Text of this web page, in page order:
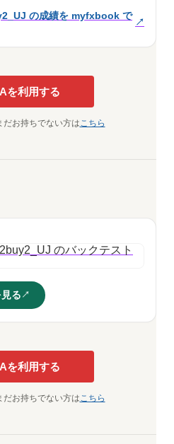
の成績を myfxbook で
を利用する
お持ちでない方はこちら
る
を利用する
お持ちでない方はこちら